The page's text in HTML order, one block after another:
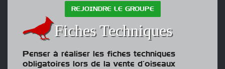
REJOINDRE LE GROUPE
Fiches Techniques
Penser à réaliser les fiches techniques
obligatoires lors de la vente d’oiseaux